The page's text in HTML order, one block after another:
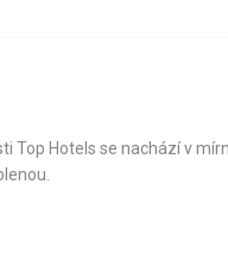
Top Hotels se nachází v